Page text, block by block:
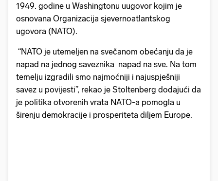
1949. godine u Washingtonu uugovor kojim je
osnovana Organizacija sjevernoatlantskog
ugovora (NATO).
“NATO je utemeljen na svečanom obećanju da je
napad na jednog saveznika napad na sve. Na tom
temelju izgradili smo najmoćniji i najuspješniji
savez u povijesti”, rekao je Stoltenberg dodajući da
je politika otvorenih vrata NATO-a pomogla u
širenju demokracije i prosperiteta diljem Europe.